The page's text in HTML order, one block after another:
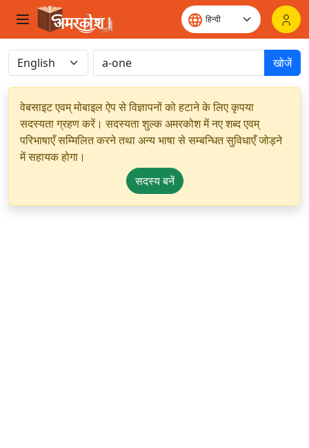
खोजें
वेबसाइट एवम् मोबाइल ऐप से विज्ञापनों को हटाने के लिए कृपया
सदस्यता ग्रहण करें। सदस्यता शुल्क अमरकोश में नए शब्द एवम्
परिभाषाएँ सम्मिलित करने तथा अन्य भाषा से सम्बन्धित सुविधाएँ जोड़ने
में सहायक होगा।
सदस्य बनें